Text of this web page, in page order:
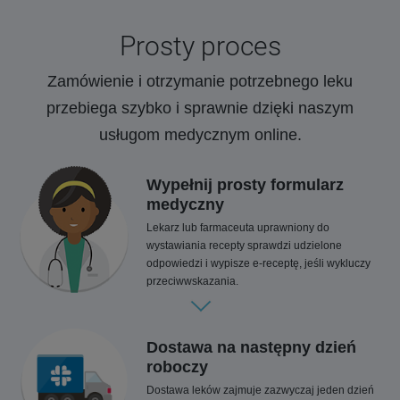
Prosty proces
Zamówienie i otrzymanie potrzebnego leku
przebiega szybko i sprawnie dzięki naszym
usługom medycznym online.
Wypełnij prosty formularz
medyczny
Lekarz lub farmaceuta uprawniony do
wystawiania recepty sprawdzi udzielone
odpowiedzi i wypisze e-receptę, jeśli wykluczy
przeciwwskazania.
Dostawa na następny dzień
roboczy
Dostawa leków zajmuje zazwyczaj jeden dzień